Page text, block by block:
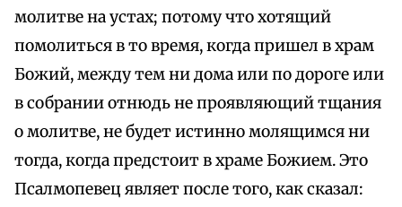
молитве на устах; потому что хотящий
помолиться в то время, когда пришел в храм
Божий, между тем ни дома или по дороге или
в собрании отнюдь не проявляющий тщания
о молитве, не будет истинно молящимся ни
тогда, когда предстоит в храме Божием. Это
Псалмопевец являет после того, как сказал: